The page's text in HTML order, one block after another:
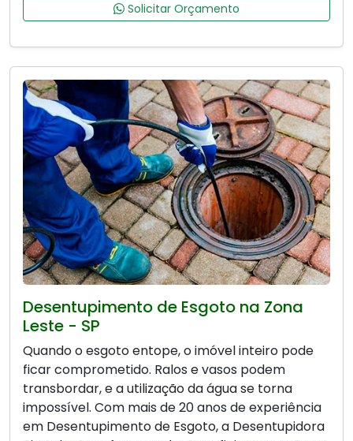
Solicitar Orçamento
Desentupimento de Esgoto na Zona
Leste - SP
Quando o esgoto entope, o imóvel inteiro pode
ficar comprometido. Ralos e vasos podem
transbordar, e a utilização da água se torna
impossível. Com mais de 20 anos de experiência
em Desentupimento de Esgoto, a Desentupidora